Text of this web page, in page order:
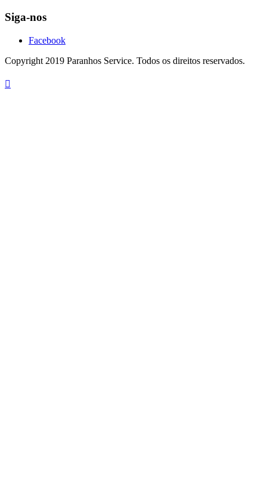
Siga-nos
Facebook
Copyright 2019 Paranhos Service. Todos os direitos reservados.
